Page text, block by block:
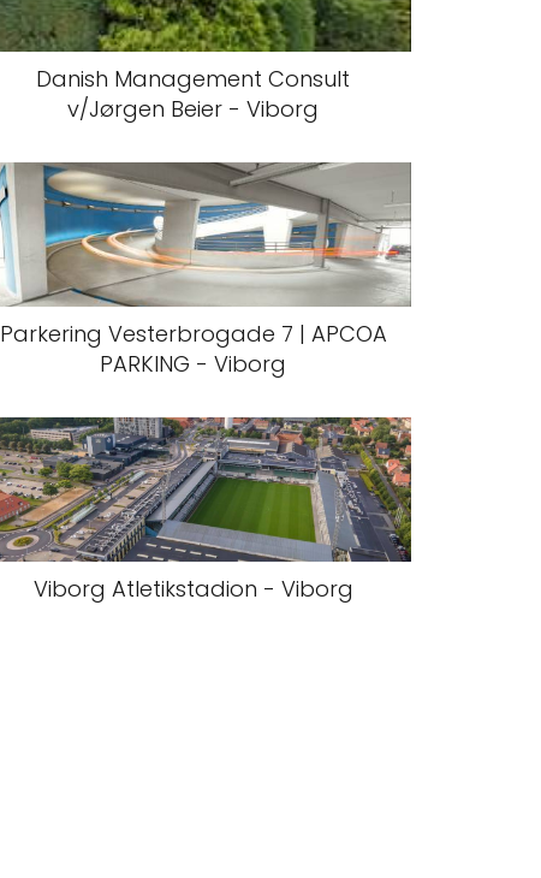
Danish Management Consult
v/Jørgen Beier - Viborg
Parkering Vesterbrogade 7 | APCOA
PARKING - Viborg
Viborg Atletikstadion - Viborg